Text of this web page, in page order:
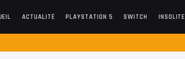
ACTUALITÉ PLAYSTATION 5 SWITCH INSOLITE